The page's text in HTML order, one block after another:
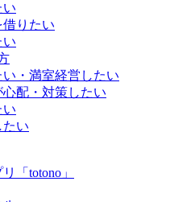
い
借りたい
い
・満室経営したい
配・対策したい
い
たい
「totono」